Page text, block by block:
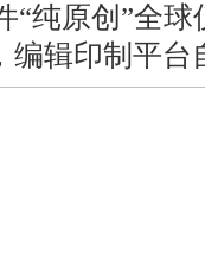
“纯原创”全球
编辑印制平台